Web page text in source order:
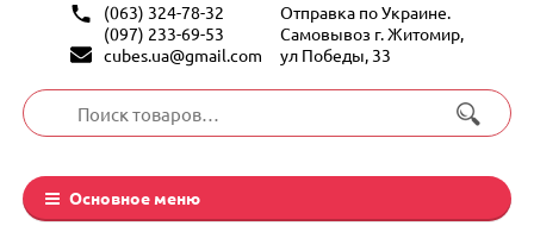
(063) 324-78-32
(097) 233-69-53
cubes.ua@gmail.com
Отправка по Украине.
Самовывоз г. Житомир,
ул Победы, 33
Искать:
Основное меню